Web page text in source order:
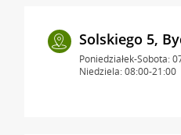
Solskiego 5,
Poniedziałek-Sobota:
Niedziela: 08:00-21:00